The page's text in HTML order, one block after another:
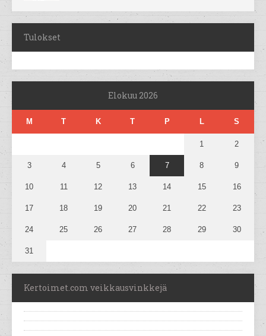
Tulokset
Elokuu 2026
M T K T P L S
1 2
3 4 5 6 7 8 9
10 11 12 13 14 15 16
17 18 19 20 21 22 23
24 25 26 27 28 29 30
31
Kertoimet.com veikkausvinkkejä